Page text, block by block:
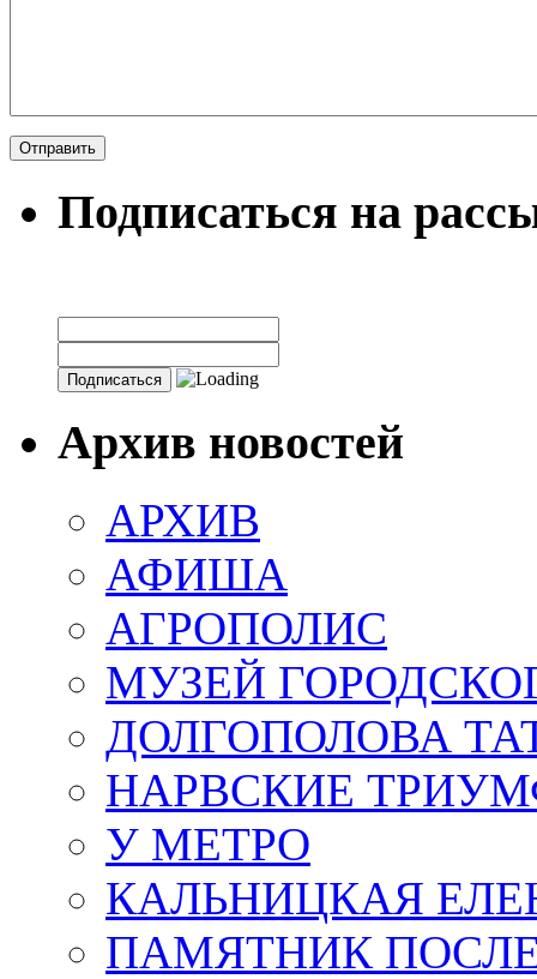
Подписаться на
Архив новостей
АРХИВ
АФИША
АГРОПОЛИС
МУЗЕЙ
ДОЛГОПОЛОВА
НАРВСКИЕ
У МЕТРО
КАЛЬНИЦКАЯ
ПАМЯТНИК